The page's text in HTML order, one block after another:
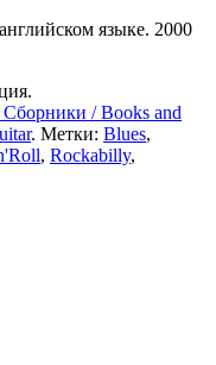
языке. 2000
/ Books and
. Метки: Blues,
, Rockabilly,